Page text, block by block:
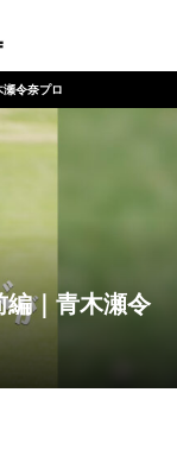
令奈プロ
編｜青木瀬令